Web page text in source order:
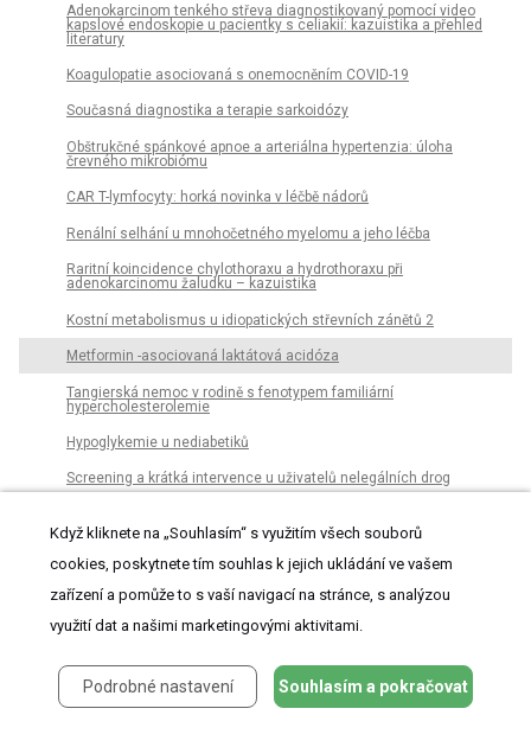
Adenokarcinom tenkého střeva diagnostikovaný pomocí video
kapslové endoskopie u pacientky s celiakií: kazuistika a přehled
literatury
Koagulopatie asociovaná s onemocněním COVID-19
Současná diagnostika a terapie sarkoidózy
Obštrukčné spánkové apnoe a arteriálna hypertenzia: úloha
črevného mikrobiómu
CAR T-lymfocyty: horká novinka v léčbě nádorů
Renální selhání u mnohočetného myelomu a jeho léčba
Raritní koincidence chylothoraxu a hydrothoraxu při
adenokarcinomu žaludku – kazuistika
Kostní metabolismus u idiopatických střevních zánětů 2
Metformin -asociovaná laktátová acidóza
Tangierská nemoc v rodině s fenotypem familiární
hypercholesterolemie
Hypoglykemie u nediabetiků
Screening a krátká intervence u uživatelů nelegálních drog
prožitého) indukoval depresi u senzitivní blízké osoby
Etické konotace léčby onemocnění covid-19
Vnitřní lékařství
Archiv čísel
Když kliknete na „Souhlasím“ s využitím všech souborů
cookies, poskytnete tím souhlas k jejich ukládání ve vašem
zařízení a pomůže to s vaší navigací na stránce, s analýzou
využití dat a našimi marketingovými aktivitami.
Podrobné nastavení Souhlasím a pokračovat